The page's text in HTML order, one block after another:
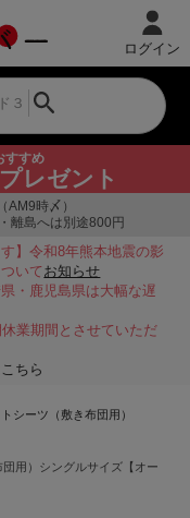
すすめ
レゼント
ログイン
時〆）
離島へは別途800円
】令和8年熊本地震の影
いてお知らせ
・鹿児島県は大幅な遅
業期間とさせていただ
こちら
シーツ（敷き布団用）
用）シングルサイズ【オー